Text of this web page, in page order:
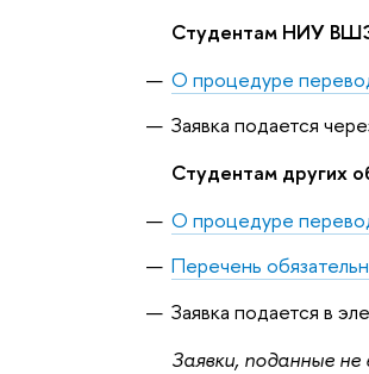
Студентам НИУ
О процедуре
Заявка подается
Студентам других
О процедуре
Перечень
Заявка подается в
Заявки, поданные